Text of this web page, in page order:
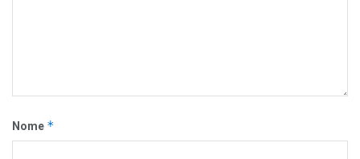
Nome *